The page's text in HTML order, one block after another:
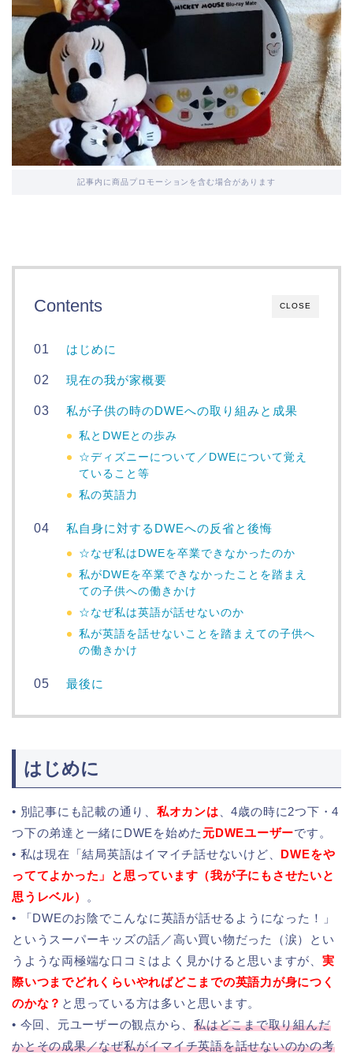
記事内に商品プロモーションを含む場合があります
CLOSE
Contents
はじめに
現在の我が家概要
私が子供の時のDWEへの取り組みと成果
私とDWEとの歩み
☆ディズニーについて／DWEについて覚え
ていること等
私の英語力
私自身に対するDWEへの反省と後悔
☆なぜ私はDWEを卒業できなかったのか
私がDWEを卒業できなかったことを踏まえ
ての子供への働きかけ
☆なぜ私は英語が話せないのか
私が英語を話せないことを踏まえての子供へ
の働きかけ
最後に
はじめに
• 別記事にも記載の通り、 私オカンは 、4歳の時に2つ下・4
つ下の弟達と一緒にDWEを始めた 元DWEユーザーです。
• 私は現在「結局英語はイマイチ話せないけど、 DWEをや
っててよかった」と思っています（我が子にもさせたいと
思うレベル）
。
• 「DWEのお陰でこんなに英語が話せるようになった！」
というスーパーキッズの話／高い買い物だった（涙）とい
うような両極端な口コミはよく見かけると思いますが、 実
際いつまでどれくらいやればどこまでの英語力が身につく
のかな？ と思っている方は多いと思います。
• 今回、元ユーザーの観点から、私はどこまで取り組んだ
かとその成果／なぜ私がイマイチ英語を話せないのかの考